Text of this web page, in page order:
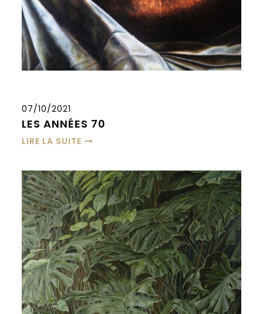
07/10/2021
LES ANNÉES 70
LIRE LA SUITE